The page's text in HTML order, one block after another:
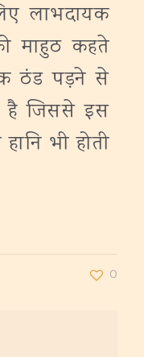
लाभदायक
माहुठ कहते
ठंड पड़ने से
है जिससे इस
भी होती
0